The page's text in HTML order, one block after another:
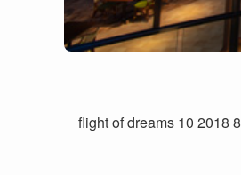
flight of dreams 10 2018 8